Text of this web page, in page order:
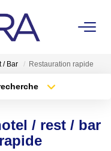
/ Bar Restauration rapide
Plus de critères
/ rest / bar